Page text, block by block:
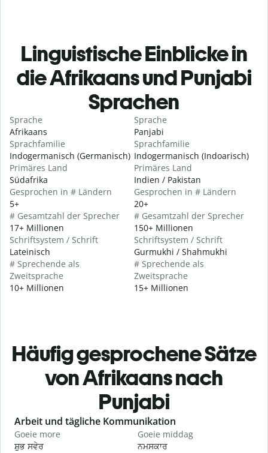
Linguistische Einblicke in
die Afrikaans und Punjabi
Sprachen
Sprache
Afrikaans
Sprachfamilie
Indogermanisch (Germanisch)
Primäres Land
Südafrika
Gesprochen in # Ländern
5+
# Gesamtzahl der Sprecher
17+ Millionen
Schriftsystem / Schrift
Lateinisch
# Sprechende als
Zweitsprache
10+ Millionen
Sprache
Panjabi
Sprachfamilie
Indogermanisch (Indoarisch)
Primäres Land
Indien / Pakistan
Gesprochen in # Ländern
20+
# Gesamtzahl der Sprecher
150+ Millionen
Schriftsystem / Schrift
Gurmukhi / Shahmukhi
# Sprechende als
Zweitsprache
15+ Millionen
Häufig gesprochene Sätze
von Afrikaans nach
Punjabi
Slide 1 of 6
Arbeit und tägliche Kommunikation
Goeie more
ਸ਼ੁਭ ਸਵੇਰ
Goeie middag
ਨਮਸਕਾਰ